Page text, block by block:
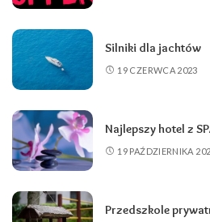
Silniki dla jachtów
19 CZERWCA 2023
Najlepszy hotel z
19 PAŹDZIERNIKA
Przedszkole